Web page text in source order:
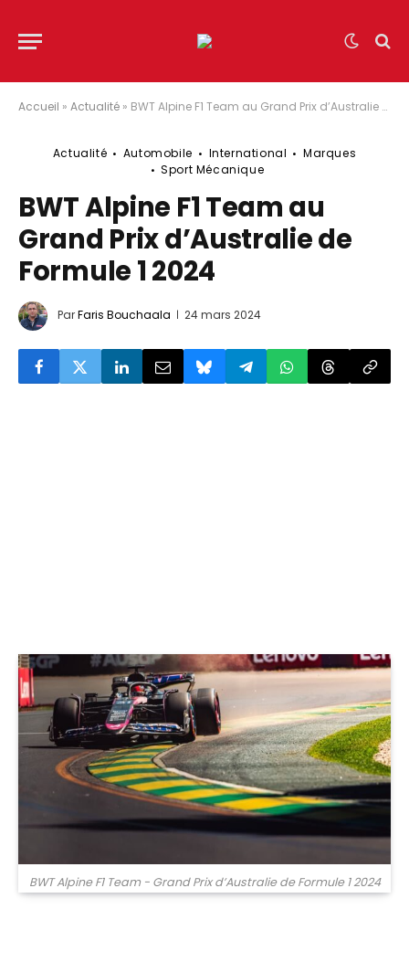
Accueil » Actualité » BWT Alpine F1 Team au Grand Prix d’Australie de Formule 1 2024
Actualité Automobile International
Marques
Sport Mécanique
BWT Alpine F1 Team au
Grand Prix d’Australie de
Formule 1 2024
ParFaris Bouchaala 24 mars 2024
BWT Alpine F1 Team - Grand Prix d’Australie de Formule 1 2024